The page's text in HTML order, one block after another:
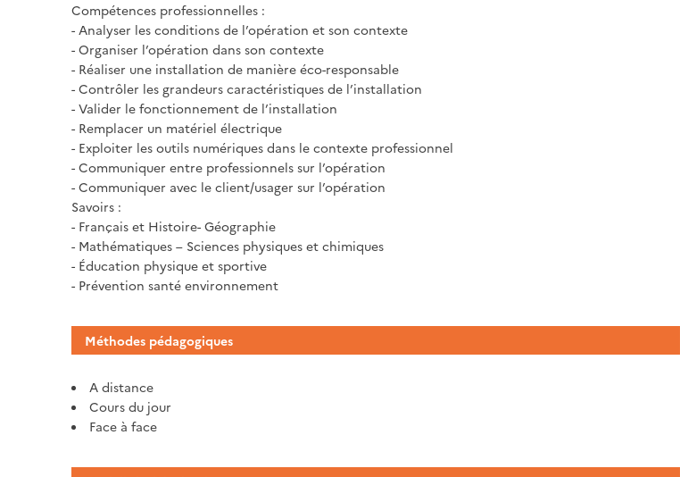
Compétences professionnelles :
- Analyser les conditions de l’opération et son contexte
- Organiser l’opération dans son contexte
- Réaliser une installation de manière éco-responsable
- Contrôler les grandeurs caractéristiques de l’installation
- Valider le fonctionnement de l’installation
- Remplacer un matériel électrique
- Exploiter les outils numériques dans le contexte professionnel
- Communiquer entre professionnels sur l’opération
- Communiquer avec le client/usager sur l’opération
Savoirs :
- Français et Histoire- Géographie
- Mathématiques – Sciences physiques et chimiques
- Éducation physique et sportive
- Prévention santé environnement
Méthodes pédagogiques
A distance
Cours du jour
Face à face